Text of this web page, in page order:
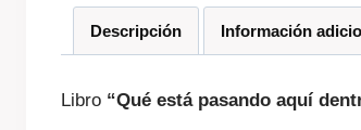
Descripción Información
Libro “Qué está pasando aquí